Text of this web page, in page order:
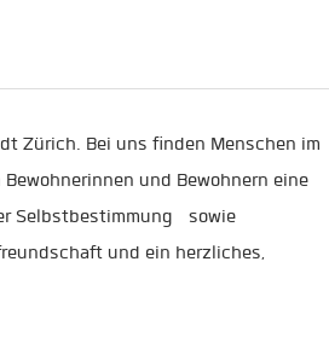
Zürich. Bei uns finden Menschen im
und Bewohnern eine
Selbstbestimmung sowie
und ein herzliches,